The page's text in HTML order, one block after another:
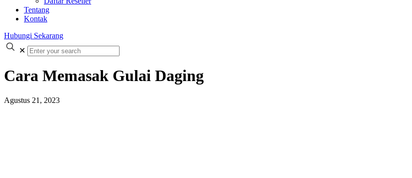
Tentang
Kontak
Hubungi Sekarang
✕
Cara Memasak Gulai Daging
Agustus 21, 2023